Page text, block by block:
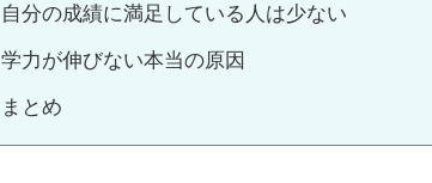
自分の成績に満足している人は少ない
学力が伸びない本当の原因
まとめ